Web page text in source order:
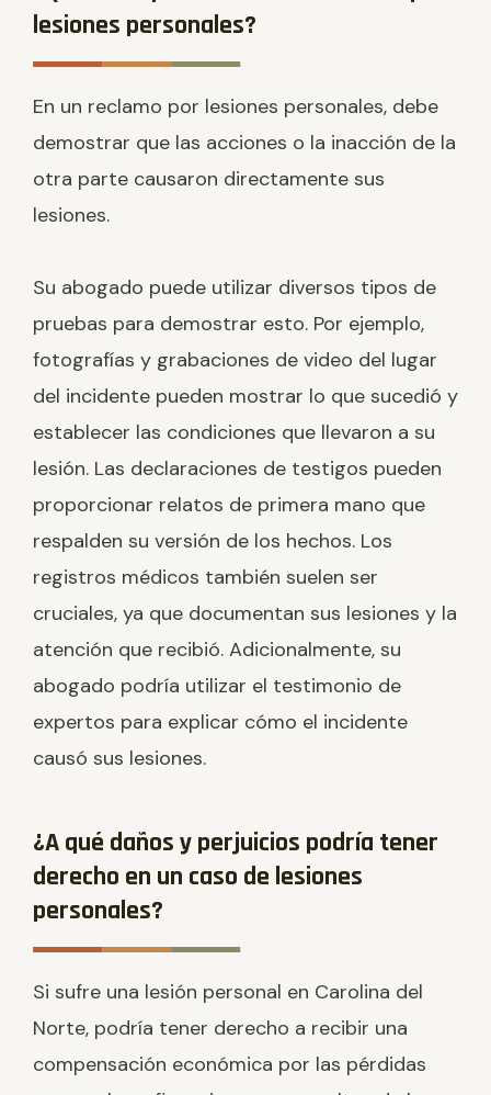
lesiones personales?
En un reclamo por lesiones personales, debe
demostrar que las acciones o la inacción de la
otra parte causaron directamente sus
lesiones.
Su abogado puede utilizar diversos tipos de
pruebas para demostrar esto. Por ejemplo,
fotografías y grabaciones de video del lugar
del incidente pueden mostrar lo que sucedió y
establecer las condiciones que llevaron a su
lesión. Las declaraciones de testigos pueden
proporcionar relatos de primera mano que
respalden su versión de los hechos. Los
registros médicos también suelen ser
cruciales, ya que documentan sus lesiones y la
atención que recibió. Adicionalmente, su
abogado podría utilizar el testimonio de
expertos para explicar cómo el incidente
causó sus lesiones.
¿A qué daños y perjuicios podría tener
derecho en un caso de lesiones
personales?
Si sufre una lesión personal en Carolina del
Norte, podría tener derecho a recibir una
compensación económica por las pérdidas